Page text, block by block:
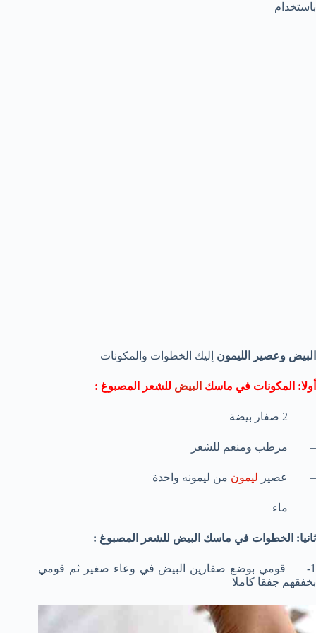
باستخدام
البيض وعصير الليمون إليك الخطوات والمكونات
أولا: المكونات في ماسك البيض للشعر المصبوغ :
– 2 صفار بيضة
– مرطب ومنعم للشعر
– عصير ليمون من ليمونه واحدة
– ماء
ثانيا: الخطوات في ماسك البيض للشعر المصبوغ :
1- قومي بوضع صفارين البيض في وعاء صغير ثم قومي
بخفقهم جفقا كاملا